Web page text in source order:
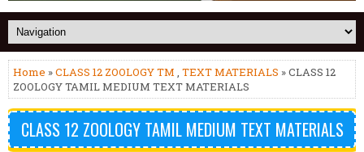
Home »CLASS 12 ZOOLOGY TM , TEXT MATERIALS » CLASS 12
ZOOLOGY TAMIL MEDIUM TEXT MATERIALS
CLASS 12 ZOOLOGY TAMIL MEDIUM TEXT MATERIALS